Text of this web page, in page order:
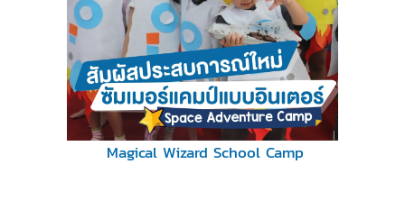
Magical Wizard School Camp